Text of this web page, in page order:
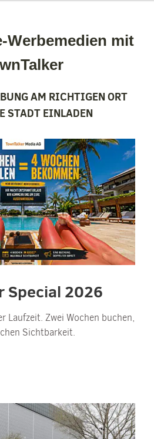
Werbemedien mit
AM RICHTIGEN ORT
STADT EINLADEN
Special 2026
Laufzeit. Zwei Wochen buchen,
Sichtbarkeit.